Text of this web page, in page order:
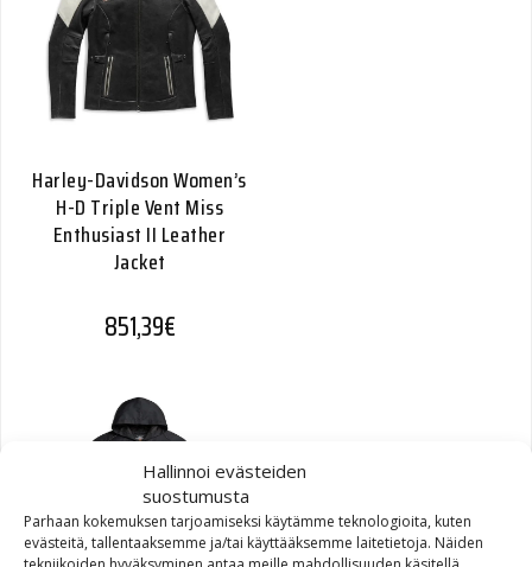
Hallinnoi evästeiden
suostumusta
Parhaan kokemuksen tarjoamiseksi käytämme teknologioita, kuten
evästeitä, tallentaaksemme ja/tai käyttääksemme laitetietoja. Näiden
Harley-Davidson Women’s
H-D Triple Vent Miss
Enthusiast II Leather
Jacket
851,39€